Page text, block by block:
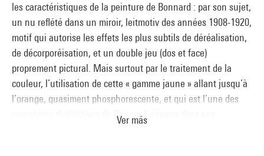
les caractéristiques de la peinture de Bonnard : par son sujet,
un nu reflété dans un miroir, leitmotiv des années 1908-1920,
motif qui autorise les effets les plus subtils de déréalisation,
de décorporéisation, et un double jeu (dos et face)
proprement pictural. Mais surtout par le traitement de la
couleur, l’utilisation de cette « gamme jaune » allant jusqu’à
l’orange, quasiment phosphorescente, et qui est l’une des
signatures distinctives de Bonnard, jusque dans ses
Ver más